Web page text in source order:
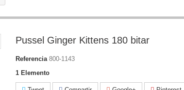
Pussel Ginger Kittens 180 bitar
Referencia 800-1143
1 Elemento